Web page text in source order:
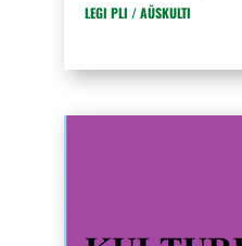
LEGI PLI / AŬSKULTI